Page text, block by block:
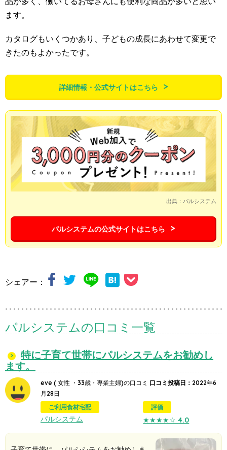
ます。
カタログもいくつかあり、子どもの成長にあわせて変更で
きたのもよかったです。
詳細情報・公式サイトはこちら
出典：パルシステム
パルシステムの公式サイトはこちら
シェアー：
パルシステムの口コミ一覧
特に子育て世帯にパルシステムをお勧めし
ます。
eve ( 女性 ・33歳・専業主婦)の口コミ 口コミ投稿日： 2022年6
月28日
ご利用食材宅配
パルシステム
評価
★★★★☆4.0